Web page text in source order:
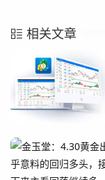
相关文章